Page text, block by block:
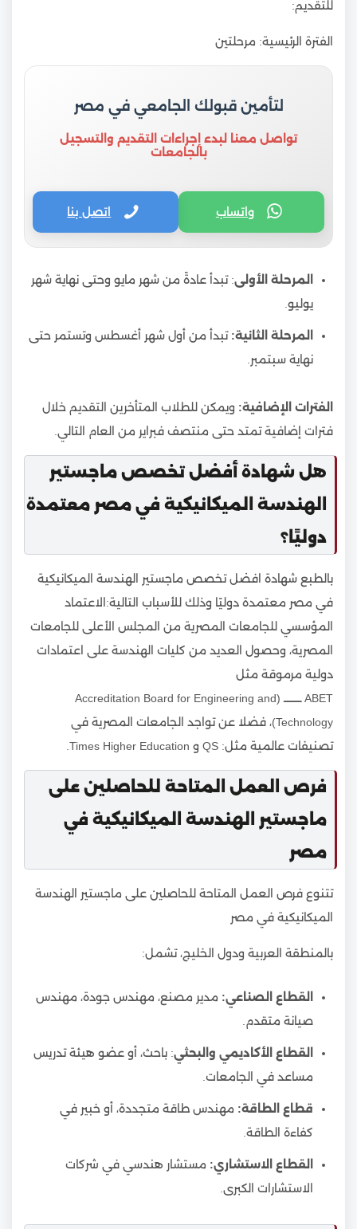
للتقديم:
الفترة الرئيسية: مرحلتين
لتأمين قبولك الجامعي في مصر
تواصل معنا لبدء إجراءات التقديم والتسجيل
بالجامعات
واتساب اتصل بنا
المرحلة الأولى: تبدأ عادةً من شهر مايو وحتى نهاية شهر
يوليو.
المرحلة الثانية: تبدأ من أول شهر أغسطس وتستمر حتى
نهاية سبتمبر.
الفترات الإضافية: ويمكن للطلاب المتأخرين التقديم خلال
فترات إضافية تمتد حتى منتصف فبراير من العام التالي.
هل شهادة أفضل تخصص ماجستير
الهندسة الميكانيكية في مصر معتمدة
دوليًا؟
بالطبع شهادة افضل تخصص ماجستير الهندسة الميكانيكية
في مصر معتمدة دوليًا وذلك للأسباب التالية:الاعتماد
المؤسسي للجامعات المصرية من المجلس الأعلى للجامعات
المصرية، وحصول العديد من كليات الهندسة على اعتمادات
دولية مرموقة مثل
ABET ـــــــــــ (Accreditation Board for Engineering and
Technology)، فضلا عن تواجد الجامعات المصرية في
تصنيفات عالمية مثل: QS و Times Higher Education.
فرص العمل المتاحة للحاصلين على
ماجستير الهندسة الميكانيكية في
مصر
تتنوع فرص العمل المتاحة للحاصلين على ماجستير الهندسة
الميكانيكية في مصر
بالمنطقة العربية ودول الخليج، تشمل:
القطاع الصناعي: مدير مصنع، مهندس جودة، مهندس
صيانة متقدم.
القطاع الأكاديمي والبحثي: باحث، أو عضو هيئة تدريس
مساعد في الجامعات.
قطاع الطاقة: مهندس طاقة متجددة، أو خبير في
كفاءة الطاقة.
القطاع الاستشاري: مستشار هندسي في شركات
الاستشارات الكبرى.